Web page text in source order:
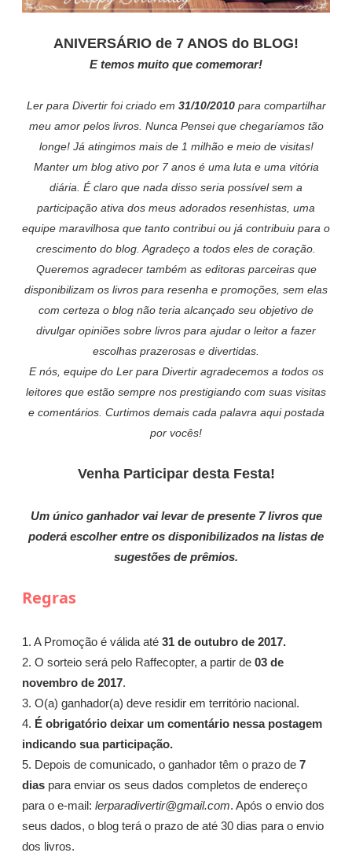
ANIVERSÁRIO de 7 ANOS do BLOG!
E temos muito que comemorar!
Ler para Divertir foi criado em 31/10/2010para compartilhar
meu amor pelos livros. Nunca Pensei que chegaríamos tão
longe! Já atingimos mais de 1 milhão e meio de visitas!
Manter um blog ativo por 7 anos é uma luta e uma vitória
diária. É claro que nada disso seria possível sem a
participação ativa dos meus adorados resenhistas, uma
equipe maravilhosa que tanto contribui ou já contribuiu para o
crescimento do blog. Agradeço a todos eles de coração.
Queremos agradecer também as editoras parceiras que
disponibilizam os livros para resenha e promoções, sem elas
com certeza o blog não teria alcançado seu objetivo de
divulgar opiniões sobre livros para ajudar o leitor a fazer
escolhas prazerosas e divertidas.
E nós, equipe do Ler para Divertir agradecemos a todos os
leitores que estão sempre nos prestigiando com suas visitas
e comentários. Curtimos demais cada palavra aqui postada
por vocês!
Venha Participar desta Festa!
Um único ganhador vai levar de presente 7 livros que
poderá escolher entre os disponibilizados na listas de
sugestões de prêmios.
Regras
1. A Promoção é válida até 31 de outubro de 2017.
2. O sorteio será pelo Raffecopter, a partir de 03 de
novembro de 2017.
3. O(a) ganhador(a) deve residir em território nacional.
4. É obrigatório deixar um comentário nessa postagem
indicando sua participação.
5. Depois de comunicado, o ganhador têm o prazo de 7
dias para enviar os seus dados completos de endereço
para o e-mail: lerparadivertir@gmail.com. Após o envio dos
seus dados, o blog terá o prazo de até 30 dias para o envio
dos livros.